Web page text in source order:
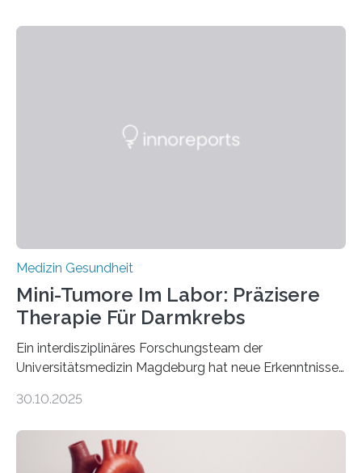
Medizin Gesundheit
Mini-Tumore Im Labor: Präzisere
Therapie Für Darmkrebs
Ein interdisziplinäres Forschungsteam der
Universitätsmedizin Magdeburg hat neue Erkenntnisse
behandelt werden kann. In ihrer aktuellen Studie,
Oncology, zeigen die Forschenden, dass Mini-Tumore
aus Gewebe von Patientinnen und Patienten –
30.10.2025